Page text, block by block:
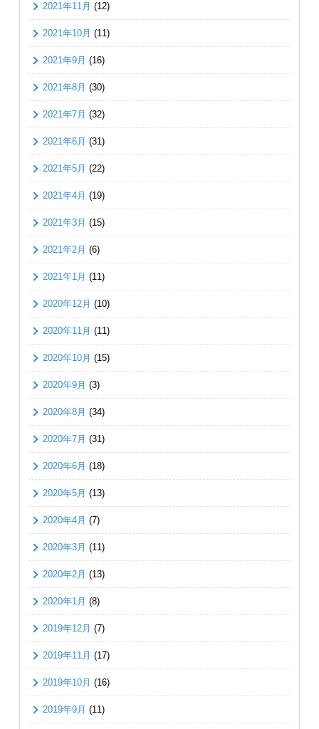
2021年11月 (12)
2021年10月 (11)
2021年9月 (16)
2021年8月 (30)
2021年7月 (32)
2021年6月 (31)
2021年5月 (22)
2021年4月 (19)
2021年3月 (15)
2021年2月 (6)
2021年1月 (11)
2020年12月 (10)
2020年11月 (11)
2020年10月 (15)
2020年9月 (3)
2020年8月 (34)
2020年7月 (31)
2020年6月 (18)
2020年5月 (13)
2020年4月 (7)
2020年3月 (11)
2020年2月 (13)
2020年1月 (8)
2019年12月 (7)
2019年11月 (17)
2019年10月 (16)
2019年9月 (11)